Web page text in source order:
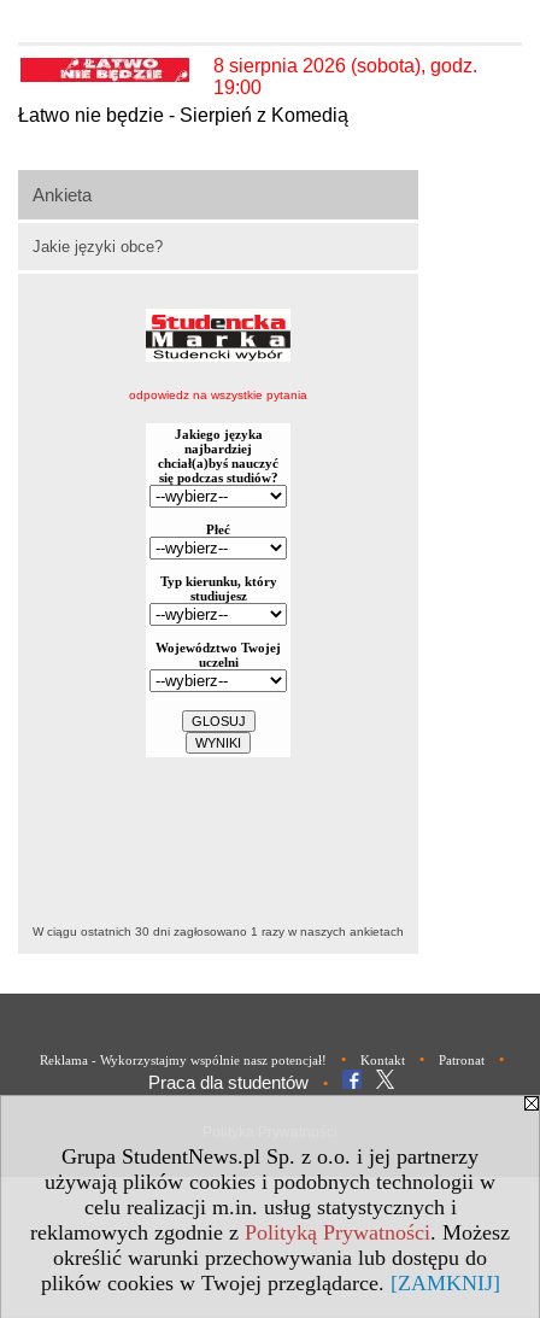
Grupa StudentNews.pl Sp. z o.o. i jej partnerzy
używają plików cookies i podobnych technologii w
celu realizacji m.in. usług statystycznych i
reklamowych zgodnie z Polityką Prywatności. Możesz
określić warunki przechowywania lub dostępu do
plików cookies w Twojej przeglądarce. [ZAMKNIJ]
Ankieta
Jakie języki obce?
odpowiedz na wszystkie pytania
W ciągu ostatnich 30 dni zagłosowano 1 razy w naszych ankietach
8 sierpnia 2026 (sobota), godz.
19:00
Łatwo nie będzie - Sierpień z Komedią
Reklama - Wykorzystajmy wspólnie nasz potencjał! • Kontakt • Patronat •
Praca dla studentów •